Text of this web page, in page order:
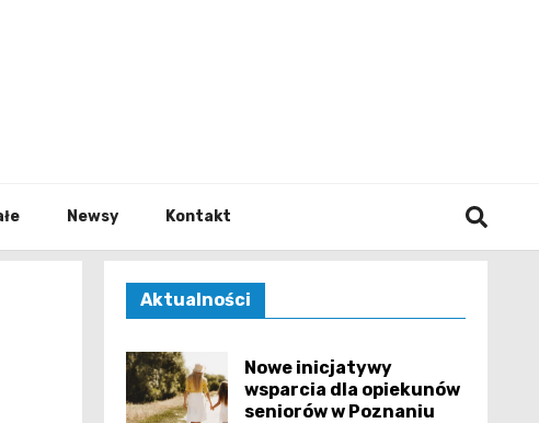
Newsy Kontakt
Aktualności
Nowe inicjatywy
wsparcia dla opiekunów
seniorów w Poznaniu